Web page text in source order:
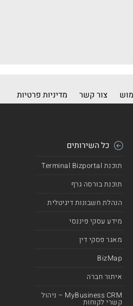
צור קשר מדיניות פרטיות
כל השירותים
תוכנת Terminal Bizportal
תוכנת בורסה גרף
הנהלת חשבונות דיגיטלית
מידע עסקי פיננסי
מאגר פסקי דין
BizMap
איתור חברה
MyBusiness CRM – ניהול
קשרי לקוחות